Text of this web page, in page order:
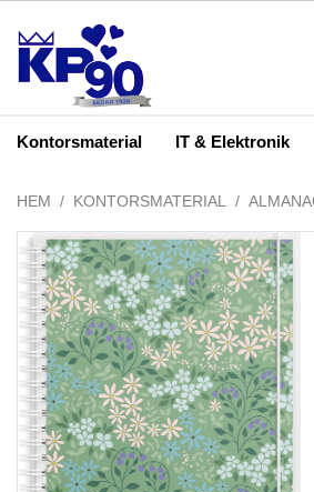
Kontorsmaterial IT & Elektronik
HEM KONTORSMATERIAL